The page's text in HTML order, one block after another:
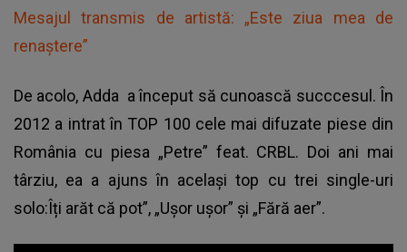
Mesajul transmis de artistă: „Este ziua mea de
renaștere”
De acolo, Adda a început să cunoască succcesul. În
2012 a intrat în TOP 100 cele mai difuzate piese din
România cu piesa „Petre” feat. CRBL. Doi ani mai
târziu, ea a ajuns în același top cu trei single-uri
solo:Îți arăt că pot”, „Ușor ușor” și „Fără aer”.